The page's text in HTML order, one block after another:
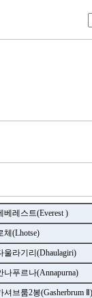
베레스트(Everest )
체(Lhotse)
울라기리(Dhaulagiri)
나푸르나(Annapurna)
셔브룸2봉(Gasherbrum Ⅱ)